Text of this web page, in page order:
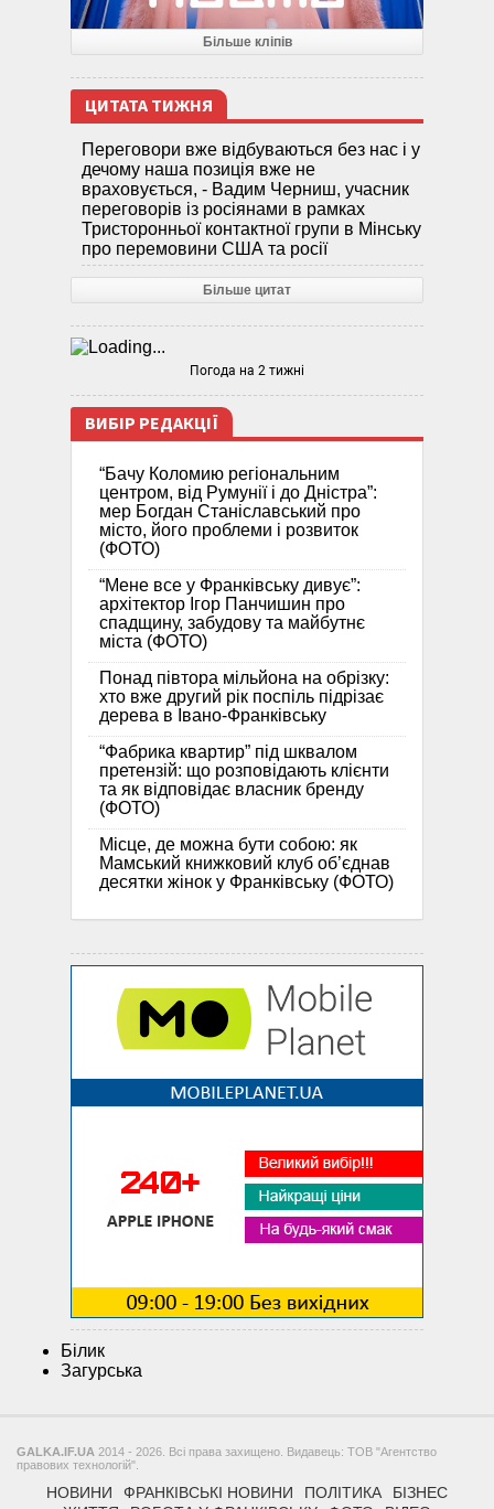
Більше кліпів
ЦИТАТА ТИЖНЯ
Переговори вже відбуваються без нас і у
дечому наша позиція вже не
враховується, - Вадим Черниш, учасник
переговорів із росіянами в рамках
Тристоронньої контактної групи в Мінську
про перемовини США та росії
Більше цитат
Погода на 2 тижні
ВИБІР РЕДАКЦІЇ
“Бачу Коломию регіональним
центром, від Румунії і до Дністра”:
мер Богдан Станіславський про
місто, його проблеми і розвиток
(ФОТО)
“Мене все у Франківську дивує”:
архітектор Ігор Панчишин про
спадщину, забудову та майбутнє
міста (ФОТО)
Понад півтора мільйона на обрізку:
хто вже другий рік поспіль підрізає
дерева в Івано-Франківську
“Фабрика квартир” під шквалом
претензій: що розповідають клієнти
та як відповідає власник бренду
(ФОТО)
Місце, де можна бути собою: як
Мамський книжковий клуб об’єднав
десятки жінок у Франківську (ФОТО)
Білик
Загурська
GALKA.IF.UA 2014 - 2026. Всі права захищено. Видавець: ТОВ "Агентство
правових технологій".
НОВИНИ ФРАНКІВСЬКІ НОВИНИ ПОЛІТИКА
БІЗНЕС